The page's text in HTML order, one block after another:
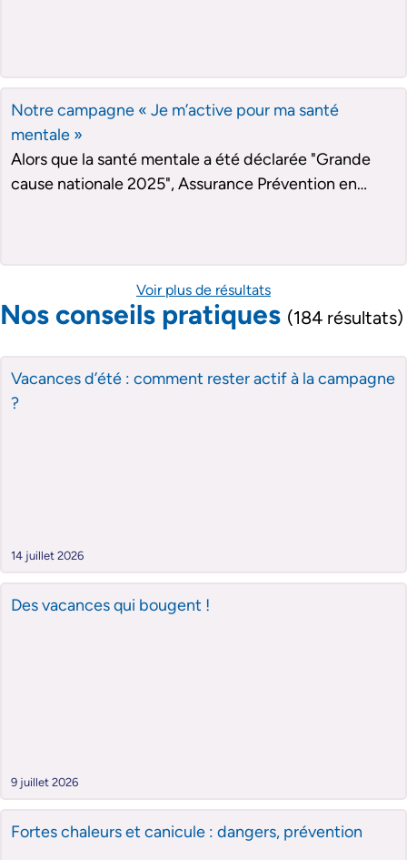
Notre campagne « Je m’active pour ma santé
mentale »
Alors que la santé mentale a été déclarée "Grande
cause nationale 2025", Assurance Prévention en
Voir plus de résultats
Nos conseils pratiques (184 résultats)
Vacances d’été : comment rester actif à la campagne
?
14 juillet 2026
Des vacances qui bougent !
9 juillet 2026
Fortes chaleurs et canicule : dangers, prévention